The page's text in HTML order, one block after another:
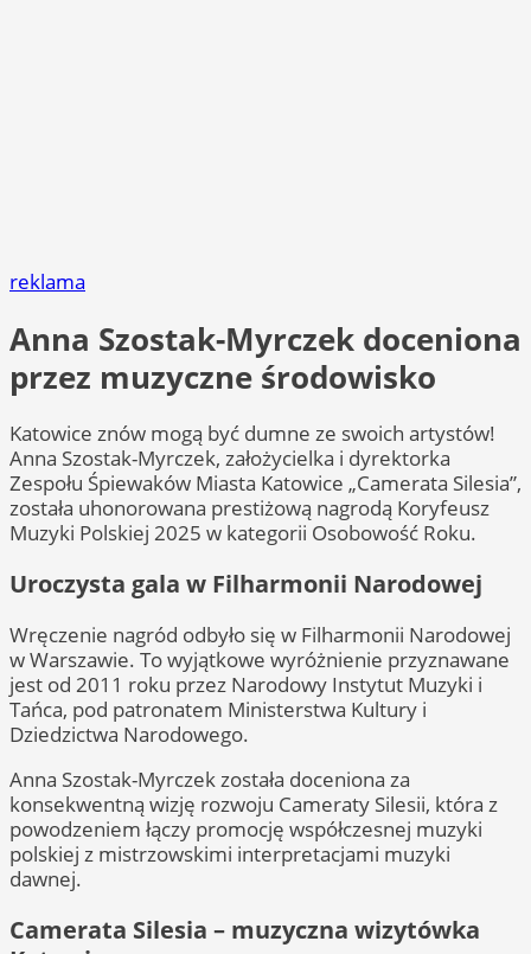
reklama
Anna Szostak-Myrczek doceniona
przez muzyczne środowisko
Katowice znów mogą być dumne ze swoich artystów!
Anna Szostak-Myrczek, założycielka i dyrektorka
Zespołu Śpiewaków Miasta Katowice „Camerata Silesia”,
została uhonorowana prestiżową nagrodą Koryfeusz
Muzyki Polskiej 2025 w kategorii Osobowość Roku.
Uroczysta gala w Filharmonii Narodowej
Wręczenie nagród odbyło się w Filharmonii Narodowej
w Warszawie. To wyjątkowe wyróżnienie przyznawane
jest od 2011 roku przez Narodowy Instytut Muzyki i
Tańca, pod patronatem Ministerstwa Kultury i
Dziedzictwa Narodowego.
Anna Szostak-Myrczek została doceniona za
konsekwentną wizję rozwoju Cameraty Silesii, która z
powodzeniem łączy promocję współczesnej muzyki
polskiej z mistrzowskimi interpretacjami muzyki
dawnej.
Camerata Silesia – muzyczna wizytówka